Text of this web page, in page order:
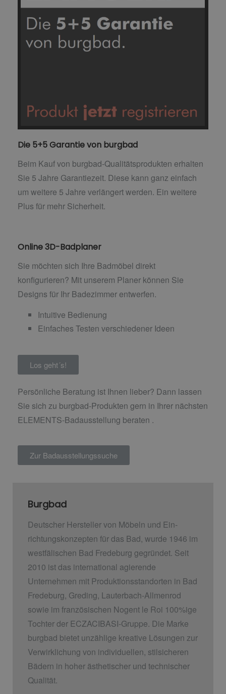
Die 5+5 Garantie von burgbad
Beim Kauf von burgbad-Qualitätsprodukten erhalten
Sie 5 Jahre Garantiezeit. Diese kann ganz einfach
um weitere 5 Jahre verlängert werden. Ein weitere
Plus für mehr Sicherheit.
Online 3D-Badplaner
Sie möchten sich Ihre Badmöbel direkt
konfigurieren? Mit unserem Planer können Sie
Designs für Ihr Badezimmer entwerfen.
Intuitive Bedienung
Einfaches Testen verschiedener Ideen
Los geht´s!
Persönliche Beratung ist Ihnen lieber? Dann lassen
Sie sich zu burgbad-Produkten gern in Ihrer nächsten
ELEMENTS-Badausstellung beraten .
Zur Badausstellungssuche
Burgbad
Deutscher Hersteller von Möbeln und Ein­
richtungskonzepten für das Bad, wurde 1946 im
westfälischen Bad Fredeburg gegründet. Seit
2010 ist das international agierende
Unternehmen mit Produktionsstandorten in Bad
Fredeburg, Greding, Lauterbach-Allmenrod
sowie im französischen Nogent le Roi 100%ige
Tochter der ECZACIBASI­-Gruppe. Die Marke
burgbad bietet unzählige kreative Lösungen zur
Verwirklichung von individuellen, stilsicheren
Bädern in hoher ästhetischer und technischer
Qualität.